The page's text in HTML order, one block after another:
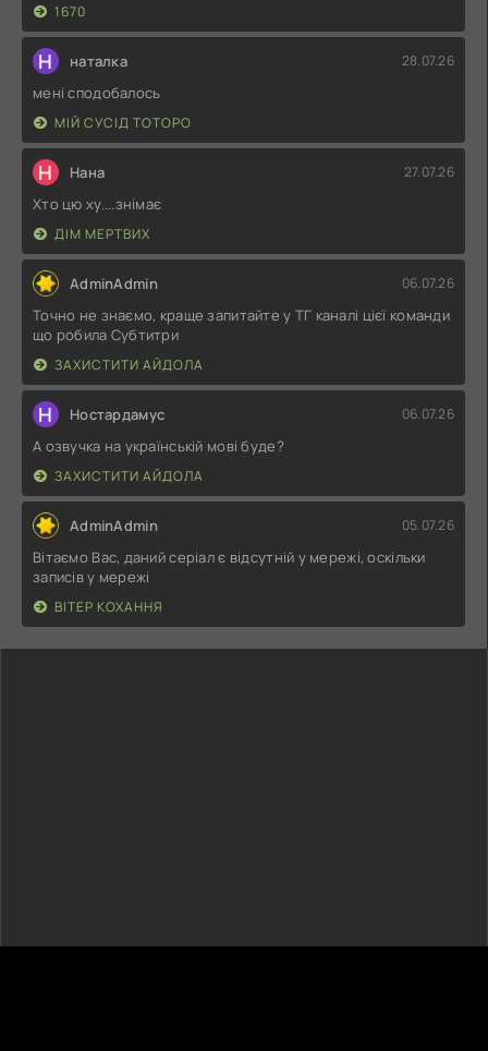
1670
Н наталка 28.07.26
мені сподобалось
МІЙ СУСІД ТОТОРО
Н Нана 27.07.26
Хто цю ху....знімає
ДІМ МЕРТВИХ
AdminAdmin 06.07.26
Точно не знаємо, краще запитайте у ТГ каналі цієї команди
що робила Субтитри
ЗАХИСТИТИ АЙДОЛА
Н Ностардамус 06.07.26
А озвучка на українській мові буде?
ЗАХИСТИТИ АЙДОЛА
AdminAdmin 05.07.26
Вітаємо Вас, даний серіал є відсутній у мережі, оскільки
записів у мережі
ВІТЕР КОХАННЯ